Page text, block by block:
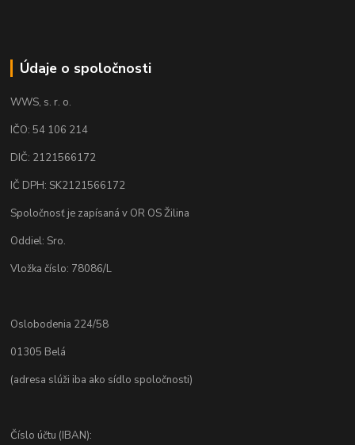
Údaje o spoločnosti
WWS, s. r. o.
IČO: 54 106 214
DIČ: 2121566172
IČ DPH: SK2121566172
Spoločnosť je zapísaná v OR OS Žilina
Oddiel: Sro.
Vložka číslo: 78086/L
Oslobodenia 224/58
01305 Belá
(adresa slúži iba ako sídlo spoločnosti)
Číslo účtu (IBAN):